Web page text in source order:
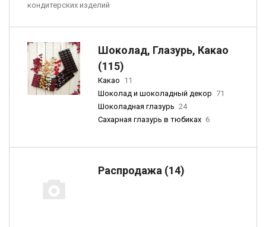
кондитерских изделий
Шоколад, Глазурь, Какао
(115)
Какао 11
Шоколад и шоколадный декор 71
Шоколадная глазурь 24
Сахарная глазурь в тюбиках 6
Распродажа (14)